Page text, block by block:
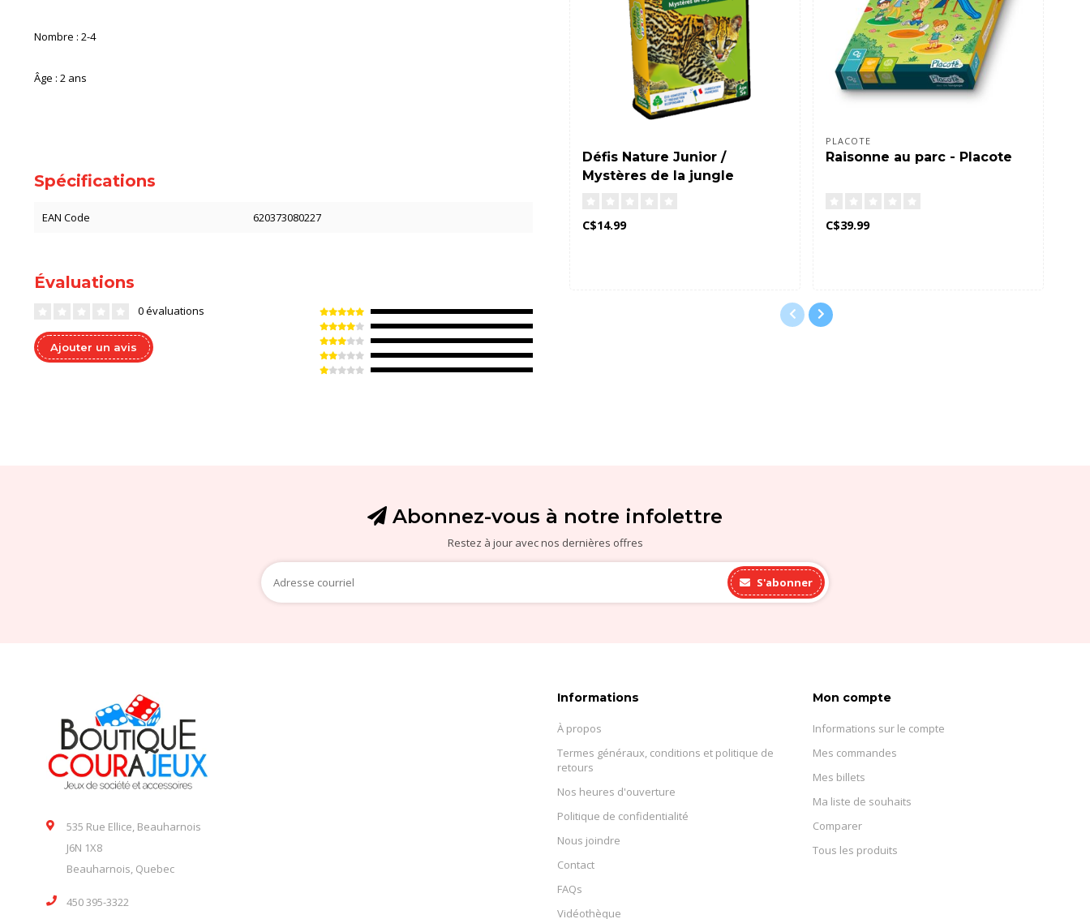
Nombre : 2-4
Âge : 2 ans
Spécifications
EAN Code 620373080227
Évaluations
0 évaluations
Ajouter un avis
Défis Nature Junior /
Mystères de la jungle
C$14.99
PLACOTE
Raisonne au parc - Placote
C$39.99
Abonnez-vous à notre infolettre
Restez à jour avec nos dernières offres
S'abonner
535 Rue Ellice, Beauharnois
J6N 1X8
Beauharnois, Quebec
450 395-3322
Informations
À propos
Termes généraux, conditions et politique de
retours
Nos heures d'ouverture
Politique de confidentialité
Nous joindre
Contact
FAQs
Vidéothèque
Mon compte
Informations sur le compte
Mes commandes
Mes billets
Ma liste de souhaits
Comparer
Tous les produits